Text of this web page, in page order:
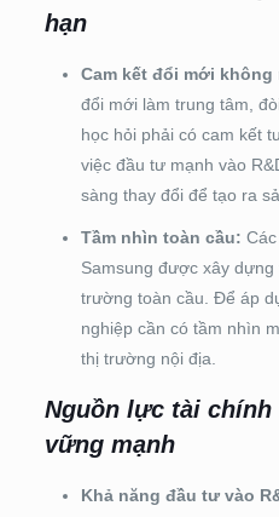
hạn
Cam kết đổi mới
đổi mới làm trung tâm,
học hỏi phải có cam kết
việc đầu tư mạnh vào
sàng thay đổi để tạo ra
Tầm nhìn toàn cầu:
Samsung được xây
trường toàn cầu. Để áp
nghiệp cần có tầm nhìn
thị trường nội địa.
Nguồn lực tài chính
vững mạnh
Khả năng đầu tư vào